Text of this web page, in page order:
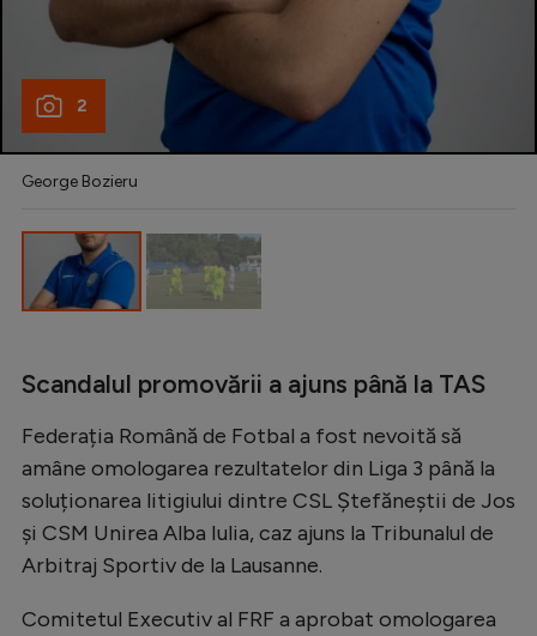
2
George Bozieru
Scandalul promovării a ajuns până la TAS
Federația Română de Fotbal a fost nevoită să
amâne omologarea rezultatelor din Liga 3 până la
soluționarea litigiului dintre CSL Ștefăneștii de Jos
și CSM Unirea Alba Iulia, caz ajuns la Tribunalul de
Arbitraj Sportiv de la Lausanne.
Comitetul Executiv al FRF a aprobat omologarea